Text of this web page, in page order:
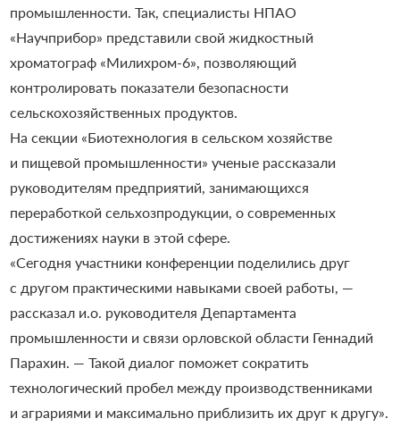
промышленности. Так, специалисты НПАО
«Научприбор» представили свой жидкостный
хроматограф «Милихром-6», позволяющий
контролировать показатели безопасности
сельскохозяйственных продуктов.
На секции «Биотехнология в сельском хозяйстве
и пищевой промышленности» ученые рассказали
руководителям предприятий, занимающихся
переработкой сельхозпродукции, о современных
достижениях науки в этой сфере.
«Сегодня участники конференции поделились друг
с другом практическими навыками своей работы, —
рассказал и.о. руководителя Департамента
промышленности и связи орловской области Геннадий
Парахин. — Такой диалог поможет сократить
технологический пробел между производственниками
и аграриями и максимально приблизить их друг к другу».